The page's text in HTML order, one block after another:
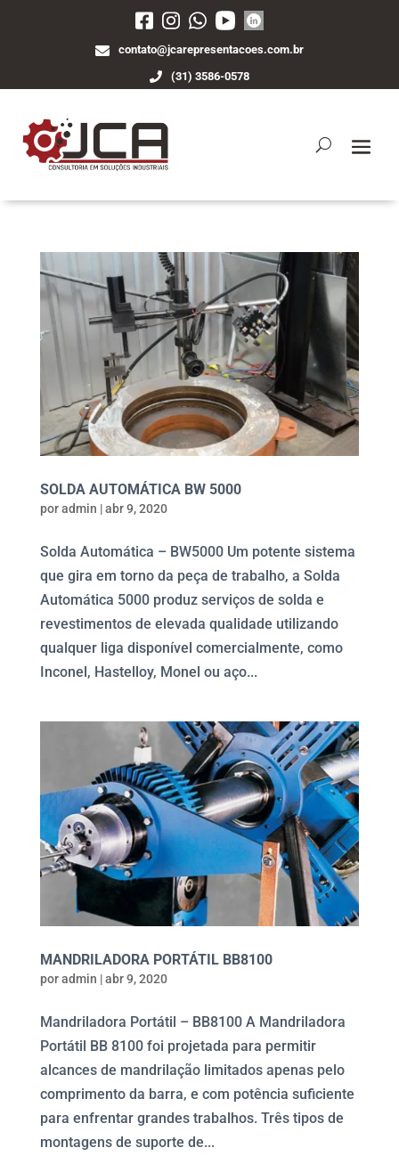
contato@jcarepresentacoes.com.br
(31) 3586-0578
SOLDA AUTOMÁTICA BW 5000
poradmin |abr 9, 2020
Solda Automática – BW5000 Um potente sistema
que gira em torno da peça de trabalho, a Solda
Automática 5000 produz serviços de solda e
revestimentos de elevada qualidade utilizando
qualquer liga disponível comercialmente, como
Inconel, Hastelloy, Monel ou aço...
MANDRILADORA PORTÁTIL BB8100
poradmin |abr 9, 2020
Mandriladora Portátil – BB8100 A Mandriladora
Portátil BB 8100 foi projetada para permitir
alcances de mandrilação limitados apenas pelo
comprimento da barra, e com potência suficiente
para enfrentar grandes trabalhos. Três tipos de
montagens de suporte de...